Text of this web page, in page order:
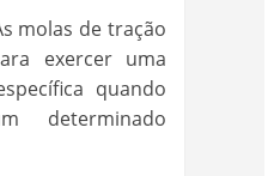
molas de tração
exercer uma
quando
determinado